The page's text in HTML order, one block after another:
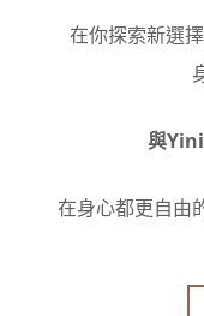
在你探索新選
與
在身心都更自由